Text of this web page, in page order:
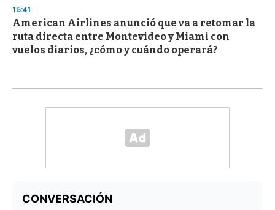
15:41
American Airlines anunció que va a retomar la
ruta directa entre Montevideo y Miami con
vuelos diarios, ¿cómo y cuándo operará?